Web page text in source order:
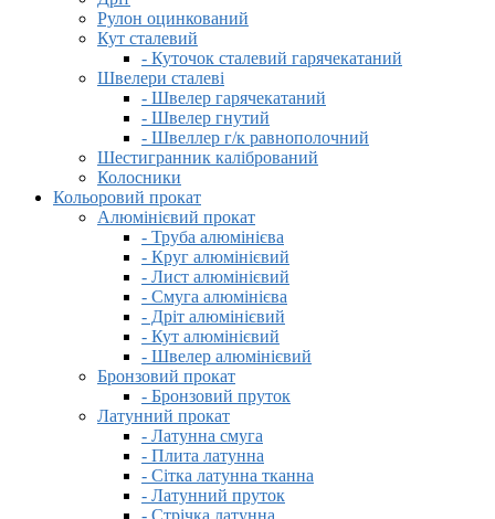
Рулон оцинкований
Кут сталевий
- Куточок сталевий гарячекатаний
Швелери сталеві
- Швелер гарячекатаний
- Швелер гнутий
- Швеллер г/к равнополочний
Шестигранник калібрований
Колосники
Кольоровий прокат
Алюмінієвий прокат
- Труба алюмінієва
- Круг алюмінієвий
- Лист алюмінієвий
- Смуга алюмінієва
- Дріт алюмінієвий
- Кут алюмінієвий
- Швелер алюмінієвий
Бронзовий прокат
- Бронзовий пруток
Латунний прокат
- Латунна смуга
- Плита латунна
- Сітка латунна тканна
- Латунний пруток
- Стрічка латунна